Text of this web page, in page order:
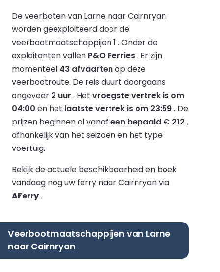
De veerboten van Larne naar Cairnryan
worden geëxploiteerd door de
veerbootmaatschappijen 1 . Onder de
exploitanten vallen P&O Ferries. Er zijn
momenteel 43 afvaartenop deze
veerbootroute. De reis duurt doorgaans
ongeveer 2 uur . Het vroegste vertrek is om
04:00 en het laatste vertrek is om 23:59. De
prijzen beginnen al vanaf een bepaald € 212 ,
afhankelijk van het seizoen en het type
voertuig.
Bekijk de actuele beschikbaarheid en boek
vandaag nog uw ferry naar Cairnryan via
AFerry.
Veerbootmaatschappijen van Larne
naar Cairnryan